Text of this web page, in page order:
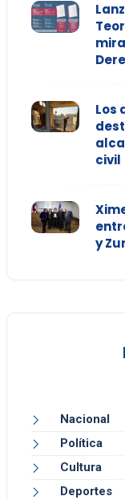
Los
civil
y
Nacional
Política
Cultura
Deportes